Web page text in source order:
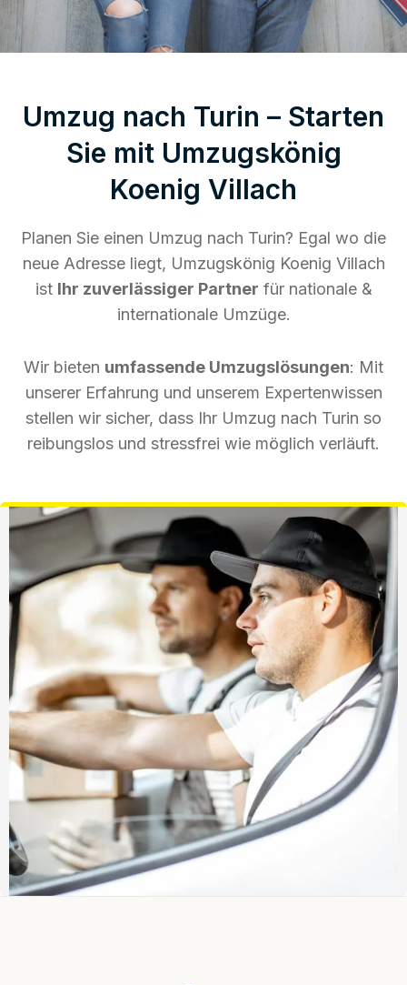
Umzug nach Turin – Starten
Sie mit Umzugskönig
Koenig Villach
Planen Sie einen Umzug nach Turin? Egal wo die
neue Adresse liegt, Umzugskönig Koenig Villach
ist Ihr zuverlässiger Partner für nationale &
internationale Umzüge.
Wir bieten umfassende Umzugslösungen: Mit
unserer Erfahrung und unserem Expertenwissen
stellen wir sicher, dass Ihr Umzug nach Turin so
reibungslos und stressfrei wie möglich verläuft.